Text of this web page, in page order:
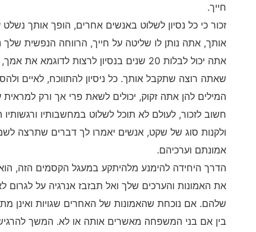
חייך.
זכור כי כל נסיון לשלוט באנשים אחרים, הופך אותך
אותך, אתה נותן לו שליטה על חייך, הרווחה הנפשית שלך
אתה יכול לבלות 20 שנים בנסיון לרצות
שאתה רוצה שתקבל אותך. כל ניסיון להתווכח, לאיים
המילים להן אתה זקוק, יכולים לשאת פרי אך ורק
חשוב לזכור, לעולם לא תוכל לשלוט במחשבותיו
ולקנות סוג של שקט, אנשים יאמרו לך דברים שתרצה
אמונתם וערכיהם.
הדרך היחידה להימנע מלהיתקע במעגל הקסמים הזה,
את האמונות והערכים שלך ואל תבזבז אנרגיה על לגרום
שלהם. אם נוכחת שהאמונות של האחרים שגויות
בין אם בני המשפחה מאשרים אותה או לא. המשך